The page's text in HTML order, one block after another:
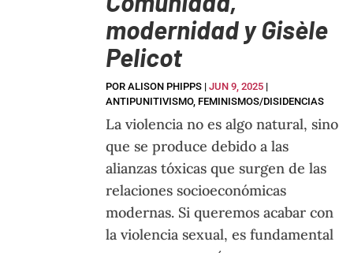
modernidad y Gisèle
Pelicot
PORALISON PHIPPS |JUN 9, 2025 |
ANTIPUNITIVISMO, FEMINISMOS/DISIDENCIAS
La violencia no es algo natural, sino
que se produce debido a las
alianzas tóxicas que surgen de las
relaciones socioeconómicas
modernas. Si queremos acabar con
la violencia sexual, es fundamental